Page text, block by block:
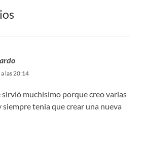
las 20:14
sirvió muchísimo porque creo varias
siempre tenia que crear una nueva